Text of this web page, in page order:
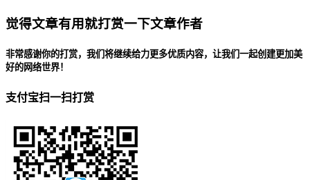
觉得文章有用就打赏一下文章作者
非常感谢你的打赏，我们将继续给力更多优质内容，让我们一起创建更加美
好的网络世界！
支付宝扫一扫打赏